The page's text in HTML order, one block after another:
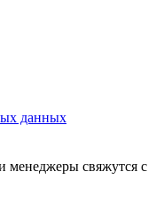
данных
менеджеры свяжутся с